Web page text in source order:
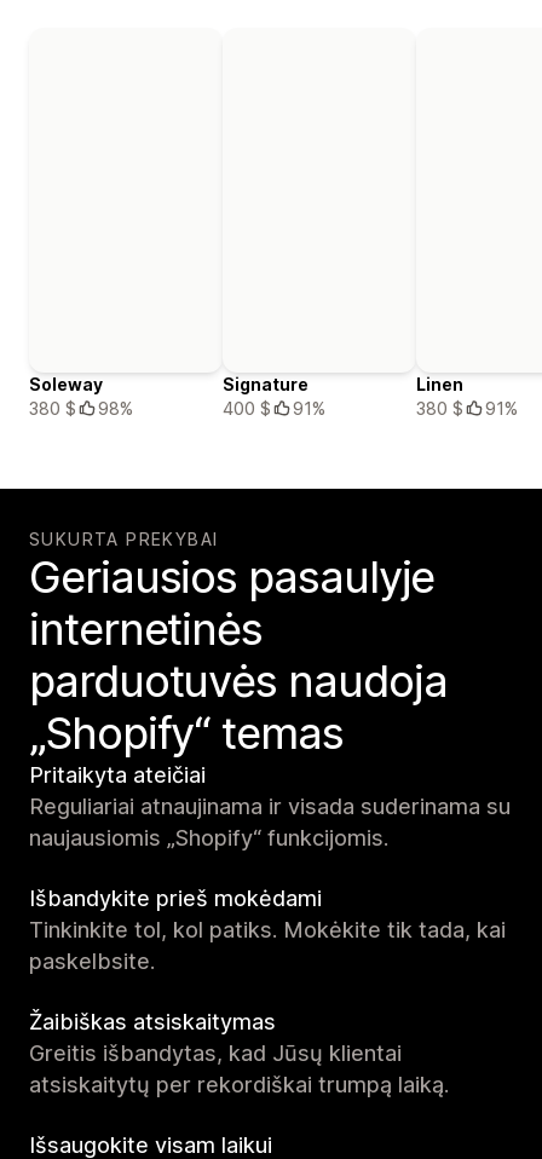
Soleway
380 $
98%
Signature
400 $
91%
Linen
380 $
91%
SUKURTA PREKYBAI
Geriausios pasaulyje
internetinės
parduotuvės naudoja
„Shopify“ temas
Pritaikyta ateičiai
Reguliariai atnaujinama ir visada suderinama su
naujausiomis „Shopify“ funkcijomis.
Išbandykite prieš mokėdami
Tinkinkite tol, kol patiks. Mokėkite tik tada, kai
paskelbsite.
Žaibiškas atsiskaitymas
Greitis išbandytas, kad Jūsų klientai
atsiskaitytų per rekordiškai trumpą laiką.
Išsaugokite visam laikui